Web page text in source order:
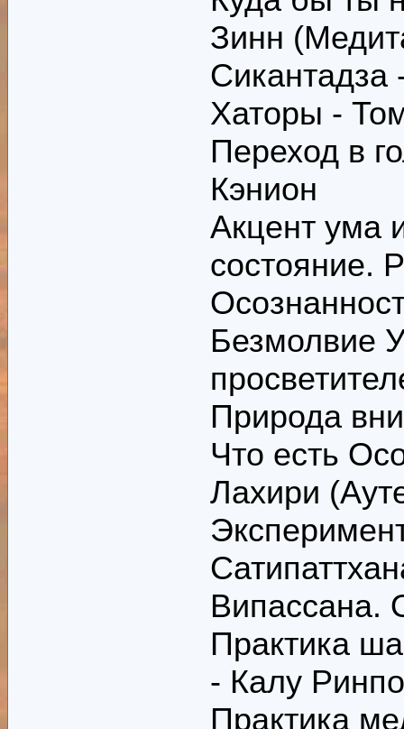
Зинн
Сикантадза
Хаторы -
Переход в
Кэнион
Акцент ума
состояние.
Безмолвие
Природа
Что есть
Лахири
Випассана.
Практика
- Калу
Практика